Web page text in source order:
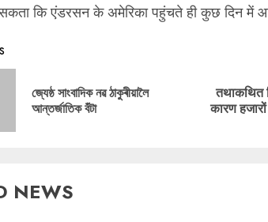
कि एंडरसन के अमेरिका पहुंचते ही कुछ दिन में
Previous
post:
জ্যেষ্ঠ সাংবাদিক নৱ ঠাকুৰীয়ালৈ
আন্তৰ্জাতিক বঁটা
Next
post:कारण
NEWS